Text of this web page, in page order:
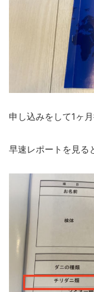
申し込みをして1ヶ
早速レポートを見る